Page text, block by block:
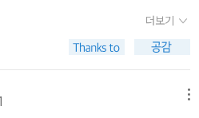
떠나 고래의 심장을 한 번에 꿰뚫을
에도 불구하고 고래의 죽음이 인간
는 없습니다. 무모하지만 낭만적인
끝이 났고, 인간의 영원한 패배로
, 그는 끝내 그 광기를 거두지 않는다.​
상호가 이 소설 속 일등항해사 '스
럽 전역에서 약탈을 일삼던 바이킹족
벅'이라는 부족으로 불리다가 미국으
바이킹족의 후예답게 뛰어난 능력
화 등은 『모비딕』을 '에이해브' 선장
건널 수 없는 '대양'으로 다가오기도
'공포와 외경'은 사져버린 시대에
라는 종합적 병명으로나 호명될 수
벵크하임 남작의 귀향>, <헤르쉬트 0
스너호르커이 라슬로벵크하임 남
어진 가시덤불땅에 헝가로셀 패널
있는 한 남성(직업은 교수)! 창문
더보기